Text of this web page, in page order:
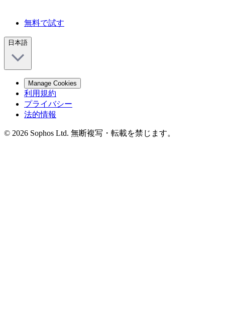
無料で試す
日本語
Manage Cookies
利用規約
プライバシー
法的情報
© 2026 Sophos Ltd. 無断複写・転載を禁じます。